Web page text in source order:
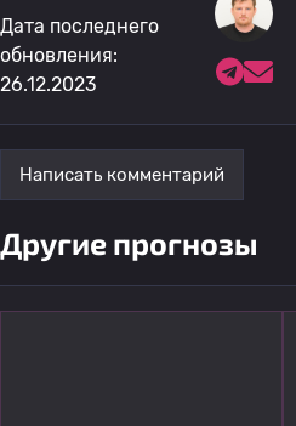
Дата последнего
обновления:
26.12.2023
Написать комментарий
Другие прогнозы